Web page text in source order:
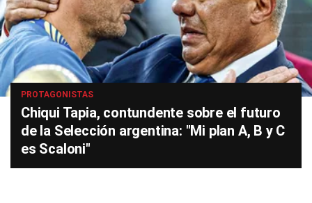
PROTAGONISTAS
Chiqui Tapia, contundente sobre el futuro
de la Selección argentina: "Mi plan A, B y C
es Scaloni"